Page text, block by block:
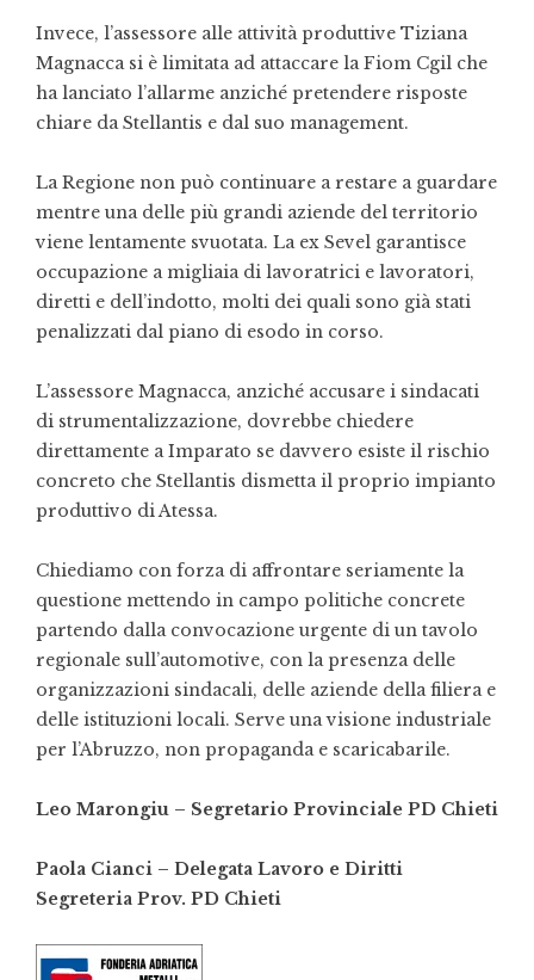
Invece, l’assessore alle attività produttive Tiziana
Magnacca si è limitata ad attaccare la Fiom Cgil che
ha lanciato l’allarme anziché pretendere risposte
chiare da Stellantis e dal suo management.
La Regione non può continuare a restare a guardare
mentre una delle più grandi aziende del territorio
viene lentamente svuotata. La ex Sevel garantisce
occupazione a migliaia di lavoratrici e lavoratori,
diretti e dell’indotto, molti dei quali sono già stati
penalizzati dal piano di esodo in corso.
L’assessore Magnacca, anziché accusare i sindacati
di strumentalizzazione, dovrebbe chiedere
direttamente a Imparato se davvero esiste il rischio
concreto che Stellantis dismetta il proprio impianto
produttivo di Atessa.
Chiediamo con forza di affrontare seriamente la
questione mettendo in campo politiche concrete
partendo dalla convocazione urgente di un tavolo
regionale sull’automotive, con la presenza delle
organizzazioni sindacali, delle aziende della filiera e
delle istituzioni locali. Serve una visione industriale
per l’Abruzzo, non propaganda e scaricabarile.
Leo Marongiu – Segretario Provinciale PD Chieti
Paola Cianci – Delegata Lavoro e Diritti
Segreteria Prov. PD Chieti